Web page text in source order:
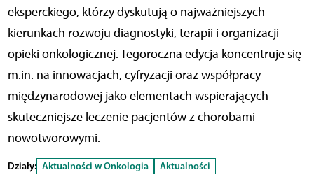
eksperckiego, którzy dyskutują o najważniejszych
kierunkach rozwoju diagnostyki, terapii i organizacji
opieki onkologicznej. Tegoroczna edycja koncentruje się
m.in. na innowacjach, cyfryzacji oraz współpracy
międzynarodowej jako elementach wspierających
skuteczniejsze leczenie pacjentów z chorobami
nowotworowymi.
Działy: Aktualności w Onkologia
Aktualności